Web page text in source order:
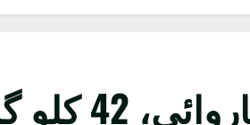
برآمد